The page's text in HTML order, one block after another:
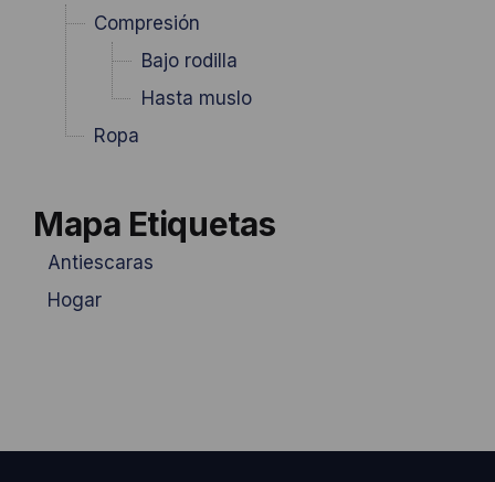
Compresión
Bajo rodilla
Hasta muslo
Ropa
Mapa Etiquetas
Antiescaras
Hogar